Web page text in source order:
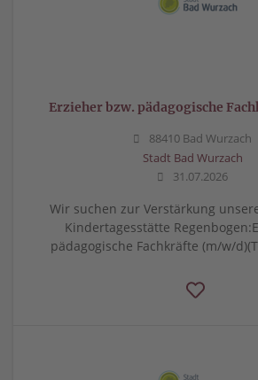
Erzieher bzw. pädagogische
88410 Bad Wurzach
Stadt Bad Wurzach
31.07.2026
Wir suchen zur Verstärkung
Kindertagesstätte
pädagogische Fachkräfte (m/w/